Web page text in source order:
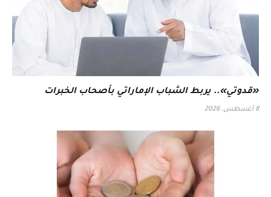
«قدوتي».. يربط الشباب الإماراتي بأصحاب الخبرات
8 أغسطس، 2026